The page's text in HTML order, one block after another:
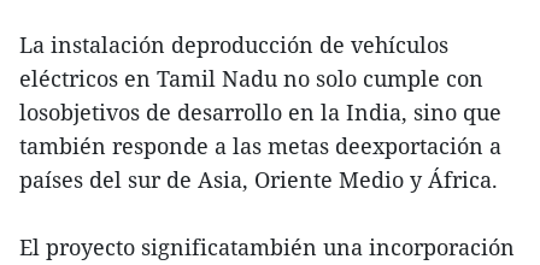
La instalación deproducción de vehículos
eléctricos en Tamil Nadu no solo cumple con
losobjetivos de desarrollo en la India, sino que
también responde a las metas deexportación a
países del sur de Asia, Oriente Medio y África.
El proyecto significatambién una incorporación